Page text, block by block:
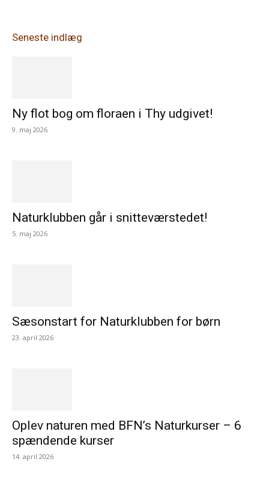
Seneste indlæg
Ny flot bog om floraen i Thy udgivet!
9. maj 2026
Naturklubben går i snitteværstedet!
5. maj 2026
Sæsonstart for Naturklubben for børn
23. april 2026
Oplev naturen med BFN’s Naturkurser – 6
spændende kurser
14. april 2026